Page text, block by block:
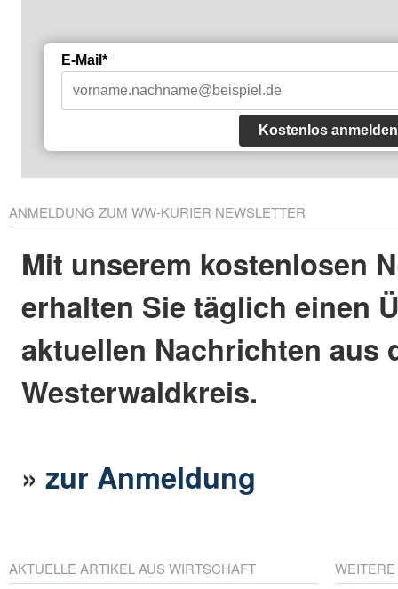
E-Mail*
Kostenlos anmelden
ANMELDUNG ZUM WW-KURIER NEWSLETTER
Mit unserem kostenlosen
erhalten Sie täglich einen
aktuellen Nachrichten aus
Westerwaldkreis.
»zur Anmeldung
AKTUELLE ARTIKEL AUS WIRTSCHAFT